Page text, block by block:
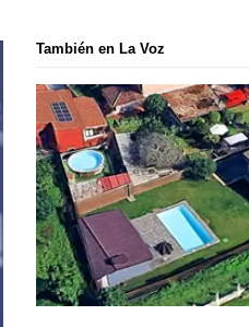
También en La Voz